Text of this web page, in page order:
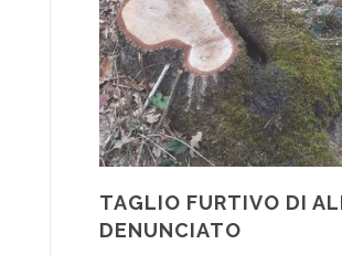
TAGLIO FURTIVO DI
DENUNCIATO